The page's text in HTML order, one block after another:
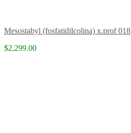
Mesostabyl (fosfatidilcolina) x.prof 018
$2,299.00